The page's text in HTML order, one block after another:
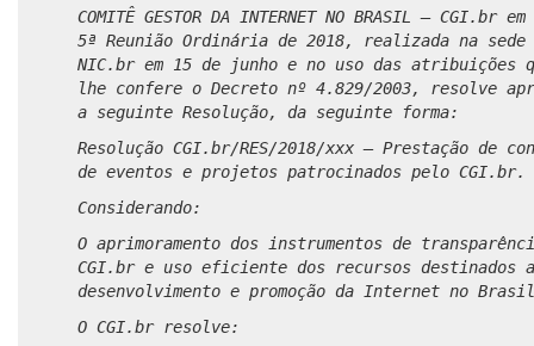
COMITÊ GESTOR DA INTERNET NO BRASIL – CGI.br
5ª Reunião Ordinária de 2018, realizada na sede
NIC.br em 15 de junho e no uso das atribuições
lhe confere o Decreto nº 4.829/2003, resolve
a seguinte Resolução, da seguinte forma:
Resolução CGI.br/RES/2018/xxx – Prestação de
de eventos e projetos patrocinados pelo CGI.br.
Considerando:
O aprimoramento dos instrumentos de
CGI.br e uso eficiente dos recursos destinados
desenvolvimento e promoção da Internet no
O CGI.br resolve: